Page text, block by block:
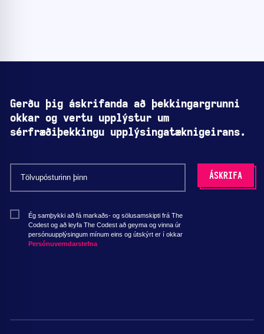
Gerðu þig áskrifanda að þekkingargrunni
okkar og vertu upplýstur um
sérfræðiþekkingu upplýsingatæknigeirans.
Ég samþykki að fá markaðs- og sölusamskipti frá The
Codest og að leyfa The Codest að geyma og vinna úr
persónuupplýsingum mínum eins og útskýrt er í okkar
Persónuverndarstefna